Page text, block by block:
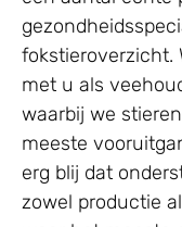
fokstieroverzicht.
met u als
waarbij we
meeste
erg blij dat
zowel productie